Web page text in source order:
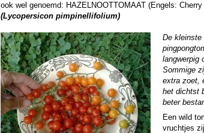
ook wel genoemd: HAZELNOOTTOMAAT (Engels: Cherry
(Lycopersicon pimpinellifolium)
De kleinste
langwerpig
Sommige
extra zoet,
het dichtst
beter
Een wild
vruchtjes